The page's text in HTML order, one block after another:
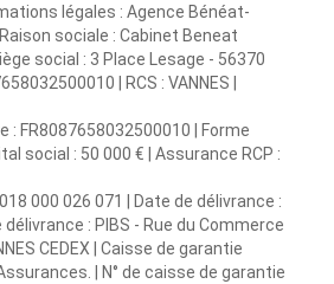
légales : Agence Bénéat-
sociale : Cabinet Beneat
social : 3 Place Lesage - 56370
| RCS : VANNES |
FR8087658032500010 | Forme
social : 50 000 € | Assurance RCP :
000 026 071 | Date de délivrance :
délivrance : PIBS - Rue du Commerce
CEDEX | Caisse de garantie
| N° de caisse de garantie